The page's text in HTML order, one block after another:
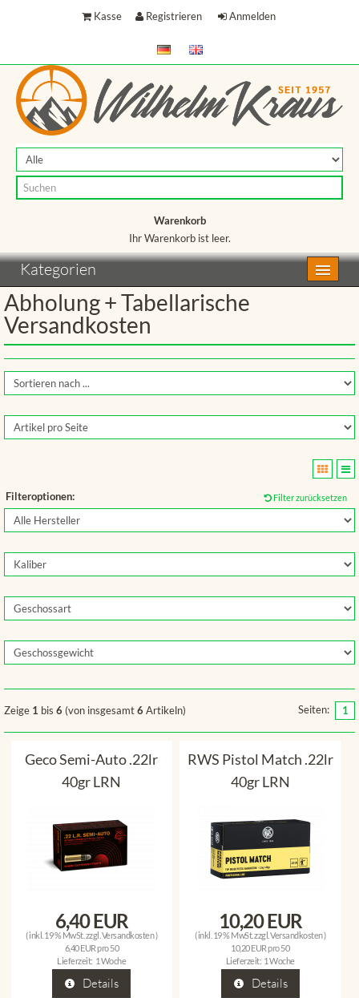
Kasse Registrieren Anmelden
Warenkorb
Ihr Warenkorb ist leer.
Warenkorb
Kategorien
Abholung + Tabellarische
Versandkosten
Filteroptionen: Filter zurücksetzen
Zeige 1 bis 6 (von insgesamt6 Artikeln) Seiten: 1
Geco Semi-Auto .22lr
40gr LRN
6,40 EUR
( inkl. 19 % MwSt. zzgl. Versandkosten)
6,40 EUR pro 50
Lieferzeit: 1 Woche
Details
RWS Pistol Match .22lr
40gr LRN
10,20 EUR
( inkl. 19 % MwSt. zzgl.Versandkosten)
10,20 EUR pro 50
Lieferzeit: 1 Woche
Details